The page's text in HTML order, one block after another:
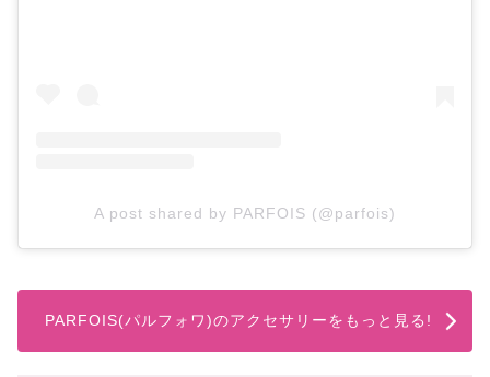
A post shared by PARFOIS (@parfois)
PARFOIS(パルフォワ)のアクセサリーをもっと見る!